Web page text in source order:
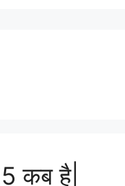
कब है|